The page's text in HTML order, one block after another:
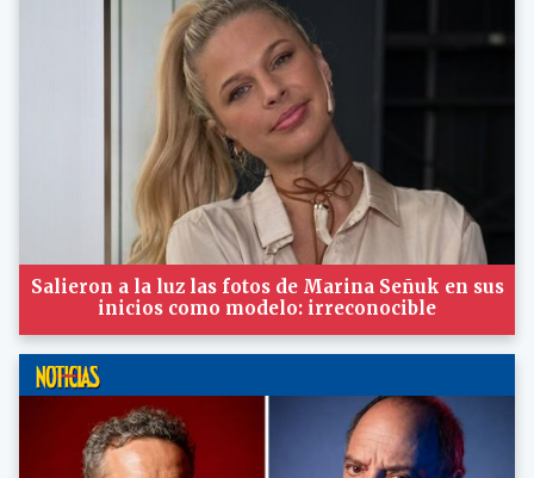
Salieron a la luz las fotos de Marina Señuk en sus
inicios como modelo: irreconocible